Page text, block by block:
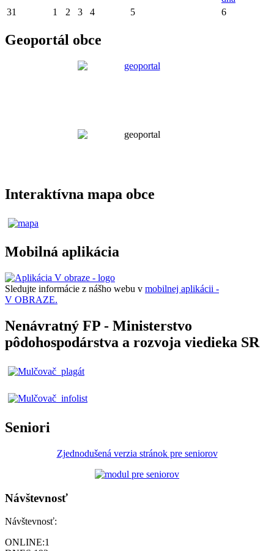
31
1 2 3 4 5 6
Geoportál obce
Interaktívna mapa obce
Mobilná aplikácia
Sledujte informácie z nášho webu v mobilnej aplikácii -
V OBRAZE.
Nenávratný FP - Ministerstvo
pôdohospodárstva a rozvoja viedieka SR
Seniori
Zjednodušená verzia stránok pre seniorov
Návštevnosť
Návštevnosť:
ONLINE:1